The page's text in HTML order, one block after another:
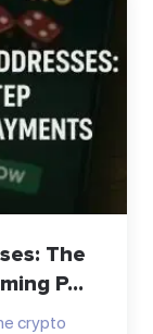
The
P...
crypto